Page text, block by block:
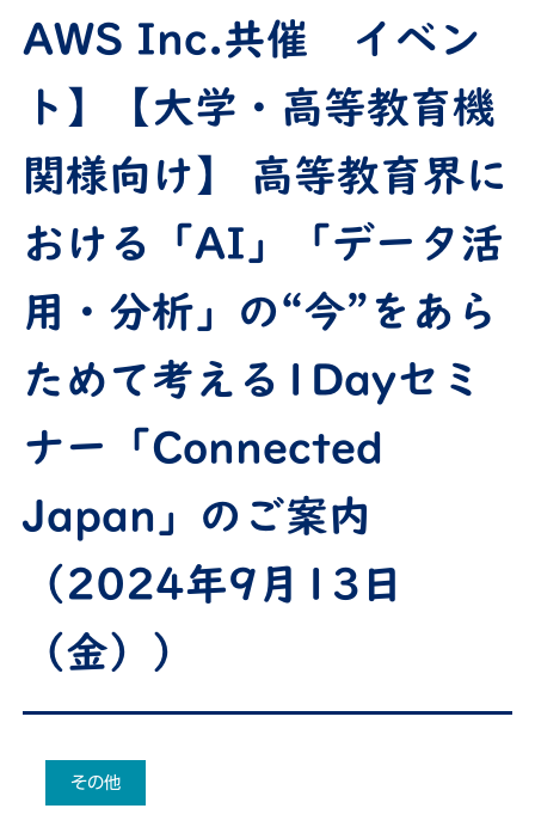
AWS Inc.共催 イベン
ト】【大学・高等教育機
関様向け】 高等教育界に
おける「AI」「データ活
用・分析」の“今”をあら
ためて考える1Dayセミ
ナー「Connected
Japan」のご案内
（2024年9月13日
（金））
その他